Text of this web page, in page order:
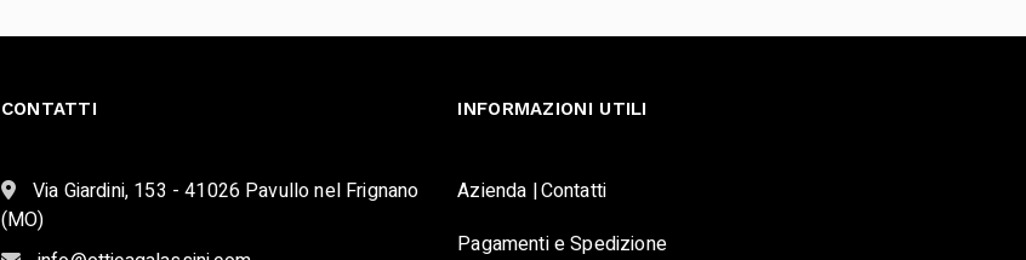
CONTATTI
Via Giardini, 153 - 41026 Pavullo nel Frignano
(MO)
INFORMAZIONI UTILI
Azienda |Contatti
Pagamenti e Spedizione